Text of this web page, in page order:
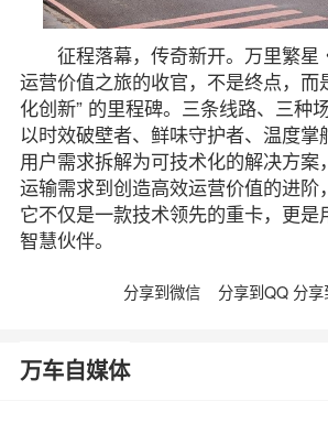
征程落幕，传奇新开。万里繁
运营价值之旅的收官，不是终点，而
化创新” 的里程碑。三条线路、三种
以时效破壁者、鲜味守护者、温度掌
用户需求拆解为可技术化的解决方案
运输需求到创造高效运营价值的进阶
它不仅是一款技术领先的重卡，更是
智慧伙伴。
分享到微信 分享到QQ 分享
万车自媒体